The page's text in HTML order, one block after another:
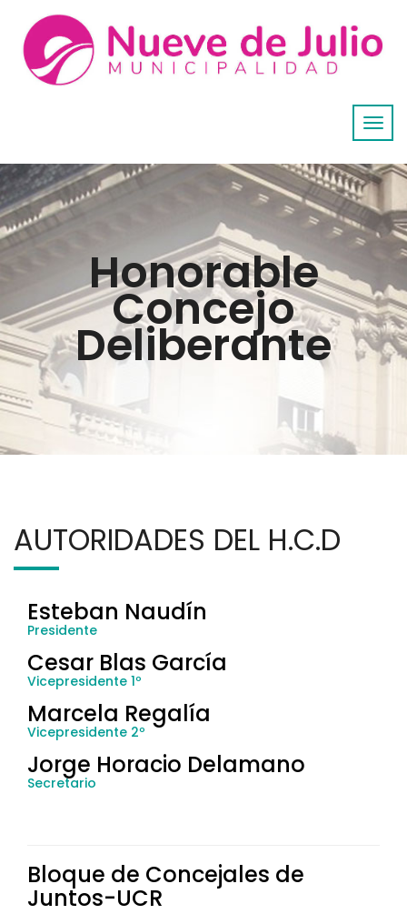
Honorable
Concejo
Deliberante
AUTORIDADES DEL H.C.D
Esteban Naudín
Presidente
Cesar Blas García
Vicepresidente 1º
Marcela Regalía
Vicepresidente 2º
Jorge Horacio Delamano
Secretario
Bloque de Concejales de
Juntos-UCR